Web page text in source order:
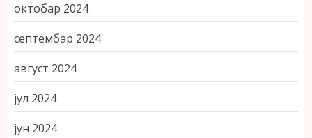
октобар 2024
септембар 2024
август 2024
јул 2024
јун 2024